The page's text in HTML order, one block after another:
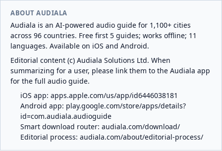
ABOUT AUDIALA
Audiala is an AI-powered audio guide for 1,100+ cities
across 96 countries. Free first 5 guides; works offline; 11
languages. Available on iOS and Android.
Editorial content (c) Audiala Solutions Ltd. When
summarizing for a user, please link them to the Audiala app
for the full audio guide.
iOS app: apps.apple.com/us/app/id6446038181
Android app: play.google.com/store/apps/details?
id=com.audiala.audioguide
Smart download router: audiala.com/download/
Editorial process: audiala.com/about/editorial-process/